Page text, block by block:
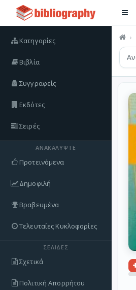
Κατηγορίες
Βιβλία
Συγγραφείς
Εκδότες
Σειρές
ΑΝΑΚΑΛΎΨΤΕ
Προτεινόμενα
Δημοφιλή
Βραβευμένα
Τελευταίες Κυκλοφορίες
ΣΕΛΊΔΕΣ
Σχετικά
Πολιτική Απορρήτου